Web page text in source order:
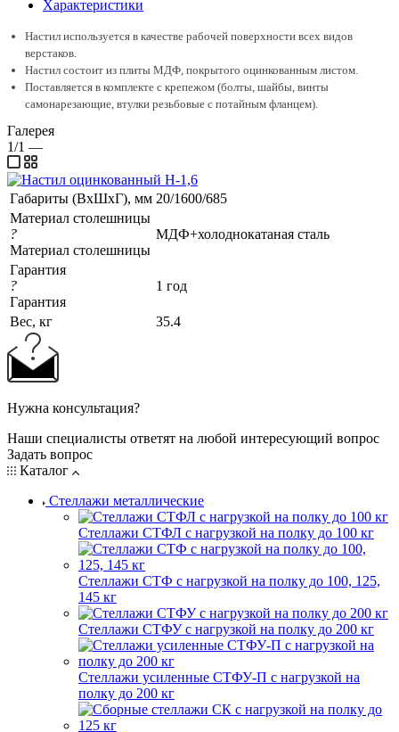
Характеристики
Настил используется в качестве рабочей поверхности всех видов
верстаков.
Настил состоит из плиты МДФ, покрытого оцинкованным листом.
Поставляется в комплекте с крепежом (болты, шайбы, винты
самонарезающие, втулки резьбовые с потайным фланцем).
Галерея
1/1 —
Габариты (ВхШхГ), мм 20/1600/685
Материал столешницы
?
Материал столешницы
МДФ+холоднокатаная сталь
Гарантия
?
Гарантия
1 год
Вес, кг 35.4
Нужна консультация?
Наши специалисты ответят на любой интересующий вопрос
Задать вопрос
Каталог
Стеллажи металлические
Стеллажи СТФЛ с нагрузкой на полку до 100 кг
Стеллажи СТФ с нагрузкой на полку до 100, 125,
145 кг
Стеллажи СТФУ с нагрузкой на полку до 200 кг
Стеллажи усиленные СТФУ-П с нагрузкой на
полку до 200 кг